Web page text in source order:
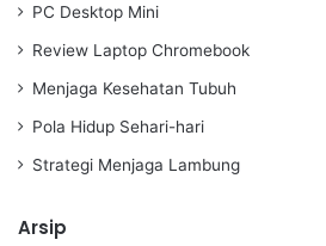
PC Desktop Mini
Review Laptop Chromebook
Menjaga Kesehatan Tubuh
Pola Hidup Sehari-hari
Strategi Menjaga Lambung
Arsip